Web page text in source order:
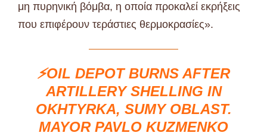
μη πυρηνική βόμβα, η οποία προκαλεί εκρήξεις
που επιφέρουν τεράστιες θερμοκρασίες».
⚡️OIL DEPOT BURNS AFTER
ARTILLERY SHELLING IN
OKHTYRKA, SUMY OBLAST.
MAYOR PAVLO KUZMENKO